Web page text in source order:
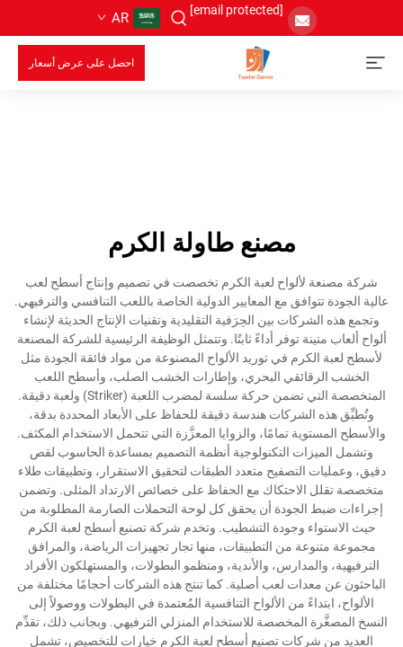
[email protected]
AR
احصل على عرض أسعار
مصنع طاولة الكرم
شركة مصنعة لألواح لعبة الكرم تخصصت في تصميم وإنتاج أسطح لعب
عالية الجودة تتوافق مع المعايير الدولية الخاصة باللعب التنافسي والترفيهي.
وتجمع هذه الشركات بين الحِرَفية التقليدية وتقنيات الإنتاج الحديثة لإنشاء
ألواح ألعاب متينة توفر أداءً ثابتًا. وتتمثل الوظيفة الرئيسية للشركة المصنعة
لأسطح لعبة الكرم في توريد الألواح المصنوعة من مواد فائقة الجودة مثل
الخشب الرقائقي البحري، وإطارات الخشب الصلب، وأسطح اللعب
المتخصصة التي تضمن حركة سلسة لمضرب اللعبة (Striker) ولعبة دقيقة.
وتُطبِّق هذه الشركات هندسة دقيقة للحفاظ على الأبعاد المحددة بدقة،
والأسطح المستوية تمامًا، والزوايا المعزَّزة التي تتحمل الاستخدام المكثف.
وتشمل الميزات التكنولوجية أنظمة التصميم بمساعدة الحاسوب لقص
دقيق، وعمليات التصفيح متعدد الطبقات لتحقيق الاستقرار، وتطبيقات طلاء
متخصصة تقلل الاحتكاك مع الحفاظ على خصائص الارتداد المثلى. وتضمن
إجراءات ضبط الجودة أن يحقق كل لوحة التحملات الصارمة المطلوبة من
حيث الاستواء وجودة التشطيب. وتخدم شركة تصنيع أسطح لعبة الكرم
مجموعة متنوعة من التطبيقات، منها تجار تجهيزات الرياضة، والمرافق
الترفيهية، والمدارس، والأندية، ومنظمو البطولات، والمستهلكون الأفراد
الباحثون عن معدات لعب أصلية. كما تنتج هذه الشركات أحجامًا مختلفة من
الألواح، ابتداءً من الألواح التنافسية المُعتمدة في البطولات ووصولاً إلى
النسخ المصغَّرة المخصصة للاستخدام المنزلي الترفيهي. وبجانب ذلك، تقدِّم
العديد من شركات تصنيع أسطح لعبة الكرم خيارات للتخصيص، تشمل